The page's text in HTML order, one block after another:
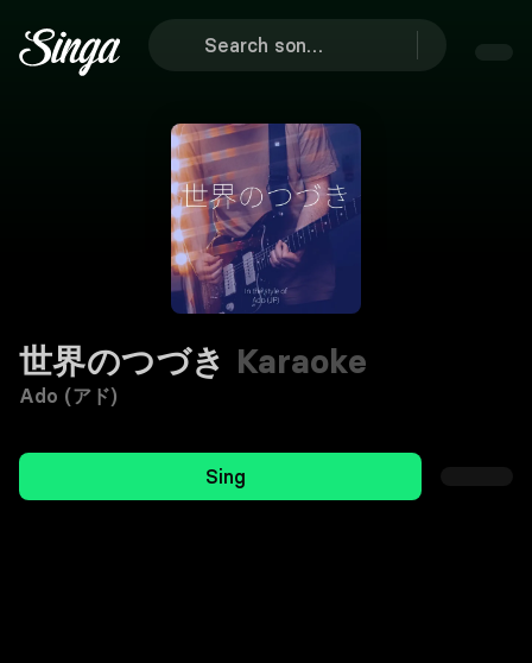
世界のつづき Karaoke
Ado (アド)
Sing